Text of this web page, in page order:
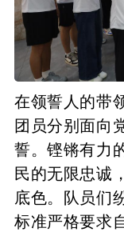
在领誓人的带
团员分别面向
誓。铿锵有力
民的无限忠诚
底色。队员们
标准严格要求